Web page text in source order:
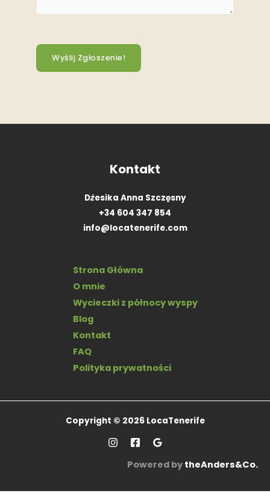
Wyślij Zgłoszenie!
Kontakt
Dżesika Anna Szczęsny
+34 604 347 854
info@locatenerife.com
Strona Główna
O mnie
Wycieczki z północy wyspy
Blog
Kontakt
FAQ
Polityka prywatności
Copyright © 2026 LocaTenerife
Powered by theAnders&Co.